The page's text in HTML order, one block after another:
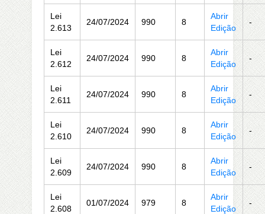
Lei
2.613
24/07/2024 990 8
Abrir
Edição
-
Lei
2.612
24/07/2024 990 8
Abrir
Edição
-
Lei
2.611
24/07/2024 990 8
Abrir
Edição
-
Lei
2.610
24/07/2024 990 8
Abrir
Edição
-
Lei
2.609
24/07/2024 990 8
Abrir
Edição
-
Lei
2.608
01/07/2024 979 8
Abrir
Edição
-